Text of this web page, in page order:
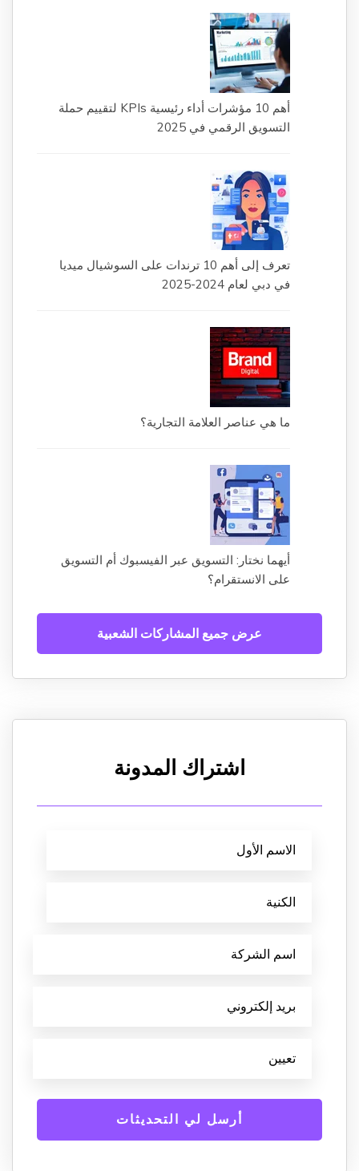
أهم 10 مؤشرات أداء رئيسية KPIs لتقييم حملة
التسويق الرقمي في 2025
تعرف إلى أهم 10 ترندات على السوشيال ميديا
في دبي لعام 2024-2025
ما هي عناصر العلامة التجارية؟
أيهما نختار: التسويق عبر الفيسبوك أم التسويق
على الانستقرام؟
عرض جميع المشاركات الشعبية
اشتراك المدونة